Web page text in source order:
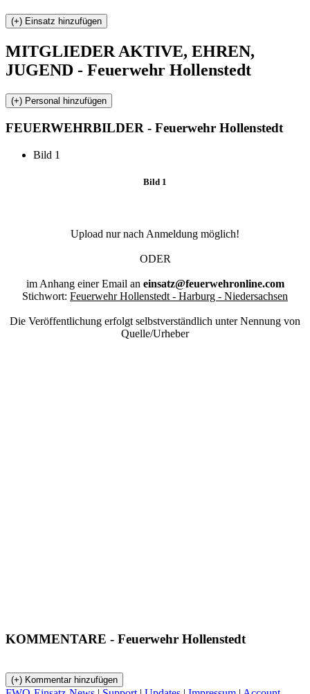
MITGLIEDER AKTIVE, EHREN,
JUGEND - Feuerwehr Hollenstedt
FEUERWEHRBILDER - Feuerwehr Hollenstedt
Bild 1
Bild 1
Upload nur nach Anmeldung möglich!
ODER
im Anhang einer Email an einsatz@feuerwehronline.com
Stichwort: Feuerwehr Hollenstedt - Harburg - Niedersachsen
Die Veröffentlichung erfolgt selbstverständlich unter Nennung von
Quelle/Urheber
KOMMENTARE - Feuerwehr Hollenstedt